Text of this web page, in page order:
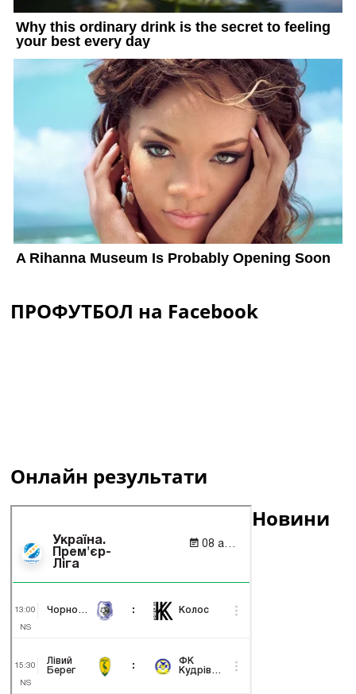
ПРОФУТБОЛ на Facebook
Онлайн результати
Новини